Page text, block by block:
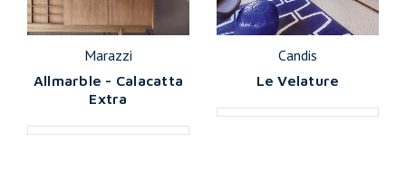
Marazzi
Allmarble - Calacatta
Extra
Candis
Le Velature